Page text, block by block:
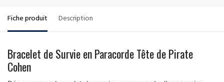
Fiche produit Description
Bracelet de Survie en Paracorde Tête de Pirate
Cohen